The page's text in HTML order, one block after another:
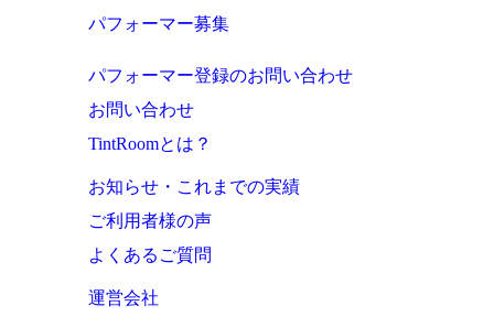
パフォーマー募集
パフォーマー登録のお問い合わせ
お問い合わせ
TintRoomとは？
お知らせ・これまでの実績
ご利用者様の声
よくあるご質問
運営会社